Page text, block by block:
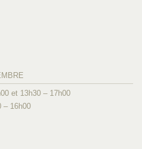
et 13h30 – 17h00
– 16h00